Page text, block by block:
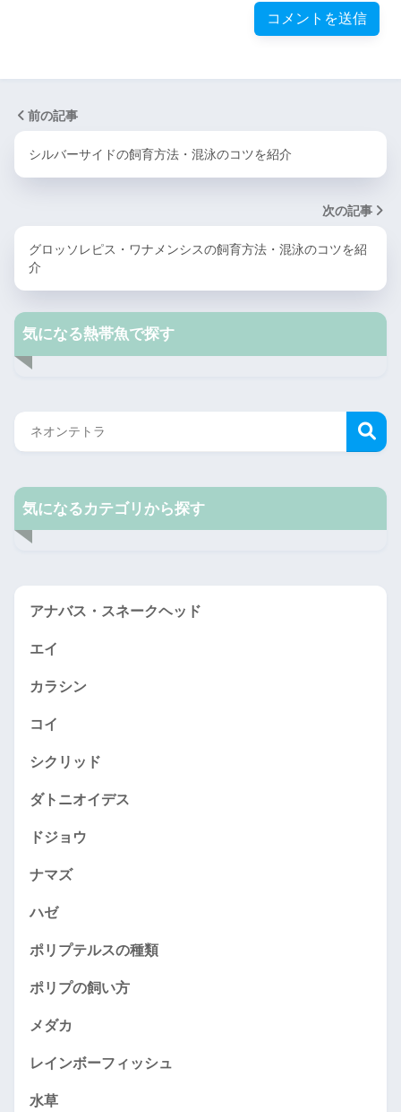
前の記事
シルバーサイドの飼育方法・混泳のコツを紹介
次の記事
グロッソレピス・ワナメンシスの飼育方法・混泳のコツを紹
介
気になる熱帯魚で探す
気になるカテゴリから探す
アナバス・スネークヘッド
エイ
カラシン
コイ
シクリッド
ダトニオイデス
ドジョウ
ナマズ
ハゼ
ポリプテルスの種類
ポリプの飼い方
メダカ
レインボーフィッシュ
水草